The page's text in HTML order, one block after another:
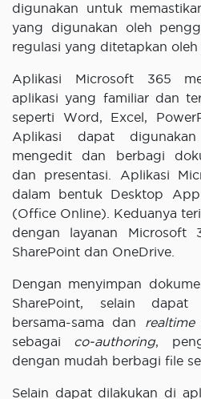
digunakan untuk
yang digunakan oleh
regulasi yang ditetapkan oleh
Aplikasi Microsoft 365
aplikasi yang familiar dan
seperti Word, Excel,
Aplikasi dapat
mengedit dan berbagi
dan presentasi. Aplikasi
dalam bentuk Desktop
(Office Online). Keduanya
dengan layanan Microsoft
SharePoint dan OneDrive.
Dengan menyimpan
SharePoint, selain dapat
bersama-sama dan realtime
sebagai co-authoring,
dengan mudah berbagi file
Selain dapat dilakukan di